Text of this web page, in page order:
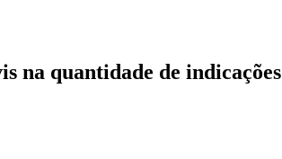
na quantidade de indicações